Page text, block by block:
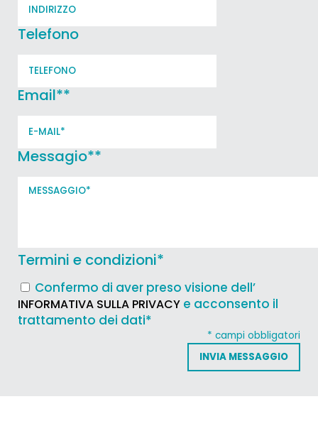
Telefono
Email**
Messagio**
Termini e condizioni*
Confermo di aver preso visione dell’
INFORMATIVA SULLA PRIVACY e acconsento il
trattamento dei dati*
* campi obbligatori